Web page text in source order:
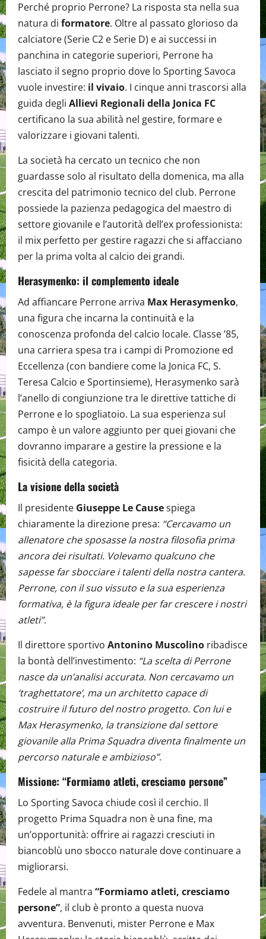
Perché proprio Perrone? La risposta sta nella sua
natura di formatore. Oltre al passato glorioso da
calciatore (Serie C2 e Serie D) e ai successi in
panchina in categorie superiori, Perrone ha
lasciato il segno proprio dove lo Sporting Savoca
vuole investire: il vivaio. I cinque anni trascorsi alla
guida degli Allievi Regionali della Jonica FC
certificano la sua abilità nel gestire, formare e
valorizzare i giovani talenti.
La società ha cercato un tecnico che non
guardasse solo al risultato della domenica, ma alla
crescita del patrimonio tecnico del club. Perrone
possiede la pazienza pedagogica del maestro di
settore giovanile e l’autorità dell’ex professionista:
il mix perfetto per gestire ragazzi che si affacciano
per la prima volta al calcio dei grandi.
Herasymenko: il complemento ideale
Ad affiancare Perrone arriva Max Herasymenko,
una figura che incarna la continuità e la
conoscenza profonda del calcio locale. Classe ’85,
una carriera spesa tra i campi di Promozione ed
Eccellenza (con bandiere come la Jonica FC, S.
Teresa Calcio e Sportinsieme), Herasymenko sarà
l’anello di congiunzione tra le direttive tattiche di
Perrone e lo spogliatoio. La sua esperienza sul
campo è un valore aggiunto per quei giovani che
dovranno imparare a gestire la pressione e la
fisicità della categoria.
La visione della società
Il presidente Giuseppe Le Causespiega
chiaramente la direzione presa: “Cercavamo un
allenatore che sposasse la nostra filosofia prima
ancora dei risultati. Volevamo qualcuno che
sapesse far sbocciare i talenti della nostra cantera.
Perrone, con il suo vissuto e la sua esperienza
formativa, è la figura ideale per far crescere i nostri
atleti”.
Il direttore sportivo Antonino Muscolino ribadisce
la bontà dell’investimento: “La scelta di Perrone
nasce da un’analisi accurata. Non cercavamo un
‘traghettatore’, ma un architetto capace di
costruire il futuro del nostro progetto. Con lui e
Max Herasymenko, la transizione dal settore
giovanile alla Prima Squadra diventa finalmente un
percorso naturale e ambizioso”.
Missione: “Formiamo atleti, cresciamo persone”
Lo Sporting Savoca chiude così il cerchio. Il
progetto Prima Squadra non è una fine, ma
un’opportunità: offrire ai ragazzi cresciuti in
biancoblù uno sbocco naturale dove continuare a
migliorarsi.
Fedele al mantra “Formiamo atleti, cresciamo
persone”, il club è pronto a questa nuova
avventura. Benvenuti, mister Perrone e Max